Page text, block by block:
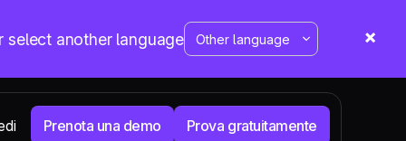
select another language
Prenota una demo Prova gratuitamente